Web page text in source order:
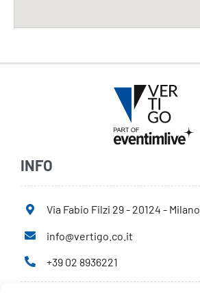
INFO
Via Fabio Filzi 29 - 20124 - Milano
info@vertigo.co.it
+39 02 8936221